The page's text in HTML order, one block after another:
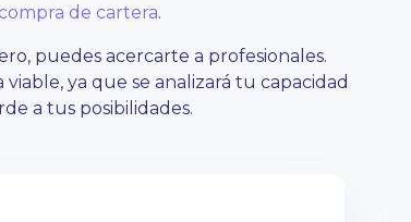
de cartera.
puedes acercarte a profesionales.
ya que se analizará tu capacidad
a tus posibilidades.